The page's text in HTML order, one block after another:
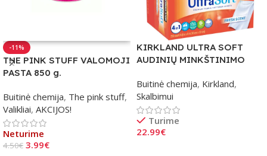
-11%
THE PINK STUFF VALOMOJI
PASTA 850 g.
Buitinė chemija, The pink stuff,
Valikliai, AKCIJOS!
Neturime
4.50€ 3.99€
KIRKLAND ULTRA SOFT
AUDINIŲ MINKŠTINIMO
Buitinė chemija, Kirkland,
Skalbimui
Turime
22.99€